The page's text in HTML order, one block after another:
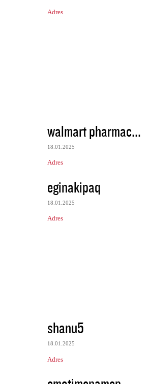
Adres
walmart pharmac...
18.01.2025
Adres
eginakipaq
18.01.2025
Adres
shanu5
18.01.2025
Adres